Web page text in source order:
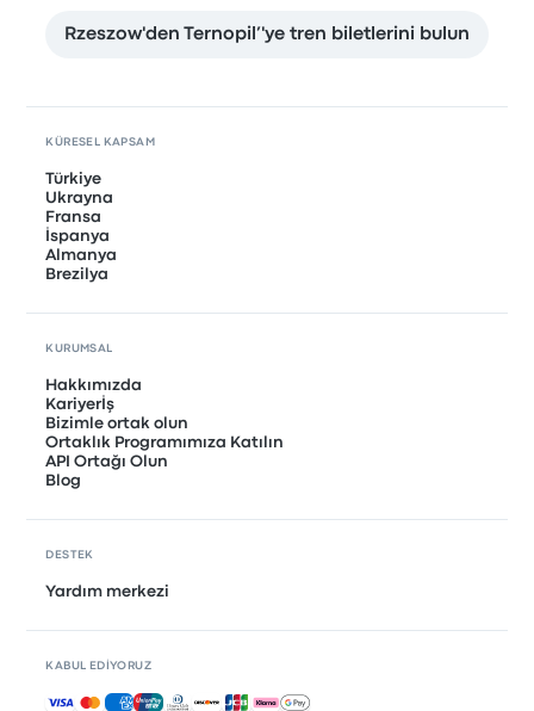
Rzeszow'den Ternopil’'ye tren biletlerini bulun
KÜRESEL KAPSAM
Türkiye
Ukrayna
Fransa
İspanya
Almanya
Brezilya
KURUMSAL
Hakkımızda
Kariyerİş
Bizimle ortak olun
Ortaklık Programımıza Katılın
API Ortağı Olun
Blog
DESTEK
Yardım merkezi
KABUL EDIYORUZ
Kabul edilen ödemeler